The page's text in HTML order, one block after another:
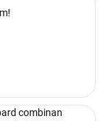
combinan